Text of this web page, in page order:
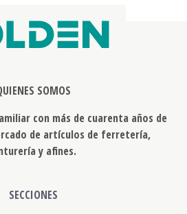
SOMOS
con más de cuarenta años de
de artículos de ferretería,
y afines.
SECCIONES